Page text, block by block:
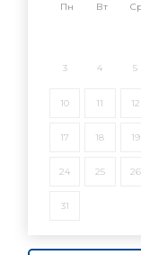
Пн Вт
3 4 5
10 11 12
17 18 19
24 25 26
31